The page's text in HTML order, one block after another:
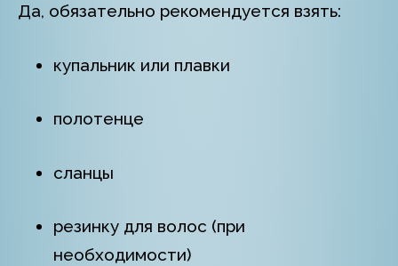
Да, обязательно рекомендуется взять:
купальник или плавки
полотенце
сланцы
резинку для волос (при
необходимости)